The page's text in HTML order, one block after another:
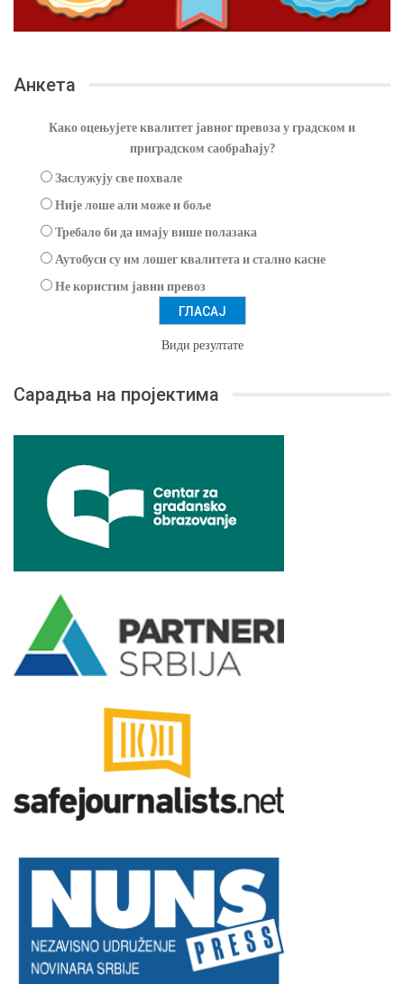
Анкета
Како оцењујете квалитет јавног превоза у градском и
приградском саобраћају?
Заслужују све похвале
Није лоше али може и боље
Требало би да имају више полазака
Аутобуси су им лошег квалитета и стално касне
Не користим јавни превоз
Види резултате
Сарадња на пројектима